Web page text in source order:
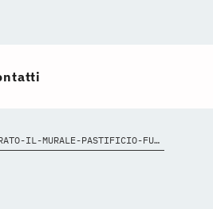
INAUGURATO-IL-MURALE-PASTIFICIO-FUTURO